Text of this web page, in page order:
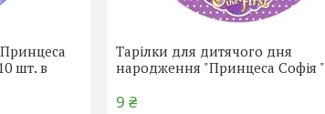
Принцеса
шт. в
Тарілки для дитячого дня
народження "Принцеса Софія "
9 ₴